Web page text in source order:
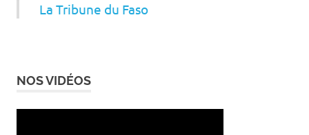
La Tribune du Faso
NOS VIDÉOS